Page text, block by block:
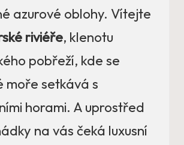
azurové oblohy. Vítejte
riviéře, klenotu
pobřeží, kde se
moře setkává s
horami. A uprostřed
na vás čeká luxusní